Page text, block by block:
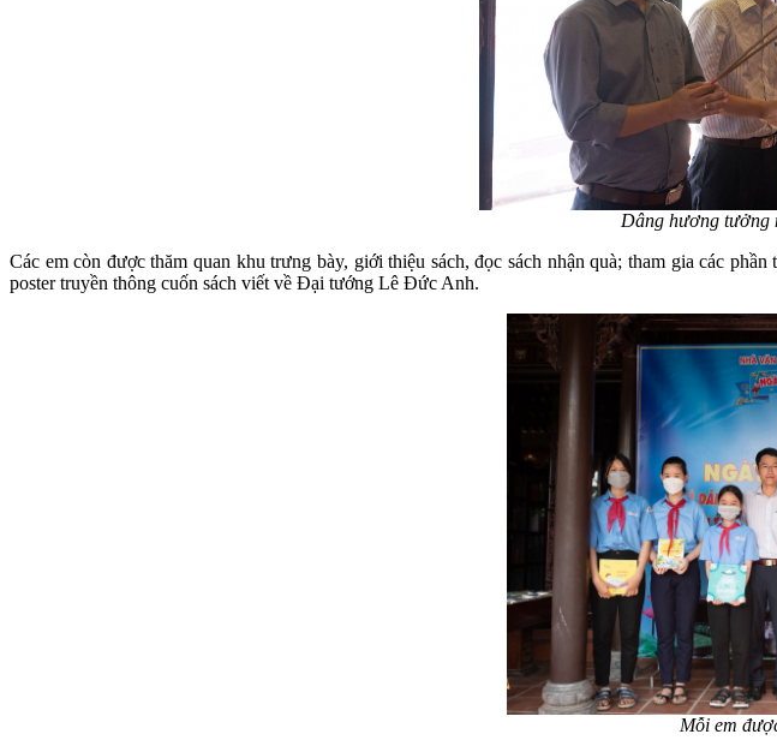
Dâng hương
Các em còn được thăm quan khu trưng bày, giới thiệu sách, đọc sách nhận quà; tham gia các
poster truyền thông cuốn sách viết về Đại tướng Lê Đức Anh.
Mỗi em